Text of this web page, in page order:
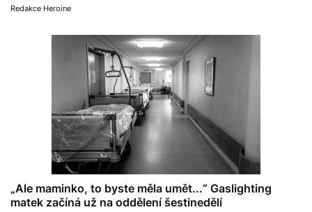
Redakce Heroine
„Ale maminko, to byste měla umět...“ Gaslighting
matek začíná už na oddělení šestinedělí